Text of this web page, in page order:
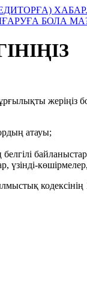
БОЛА
жеріңіз
атауы;
үзінді-